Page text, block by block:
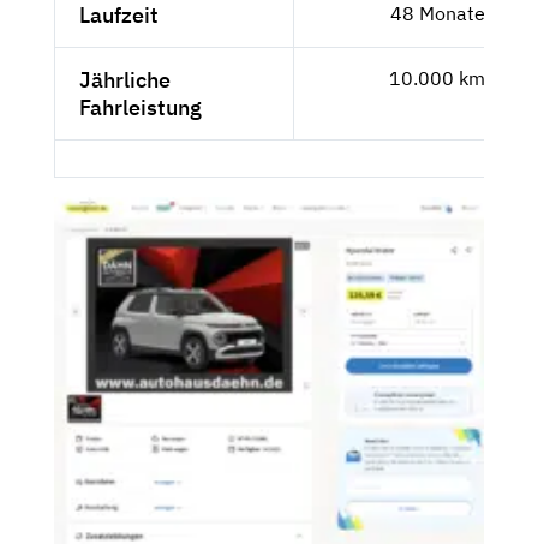
Laufzeit 48 Monate
Jährliche
Fahrleistung
10.000 km